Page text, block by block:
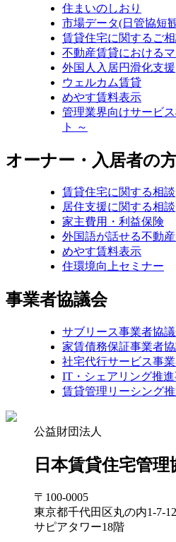
住まいのしおり
市場データ(日管協短
賃貸住宅に関するご
不動産賃貸における
外国人入居円滑化支援
ウェルカム賃貸
めやす賃料表示
管理業界向けサービ
ト ～
オーナー・入居者の
賃貸住宅に関する相談
居住支援に関する相談
家主費用・利益保険
外国語が話せる不動
めやす賃料表示
住環境向上セミナー
事業者協議会
サブリース事業者協
家賃債務保証事業者
社宅代行サービス事
IT・シェアリング推
賃貸管理リーシング
公益財団法人
日本賃貸住宅管理
〒100-0005
東京都千代田区丸の内1-7-12
サピアタワー18階